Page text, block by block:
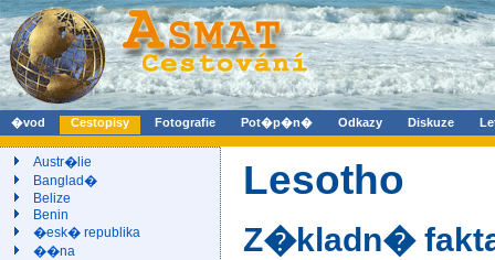
�vod Cestopisy Fotografie Pot�p�n� Odkazy Diskuze
Austr�lie
Banglad�
Belize
Benin
�esk� republika
��na
Lesotho
Z�kladn�